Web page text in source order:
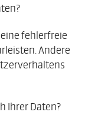
fehlerfreie
Andere
Ihrer Daten?